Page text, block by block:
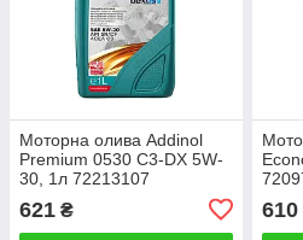
Моторна олива Addinol
Premium 0530 C3-DX 5W-
30, 1л 72213107
621 ₴ 610